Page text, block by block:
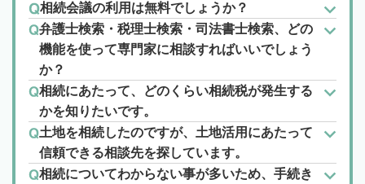
相続会議の利用は無料でしょうか？
弁護士検索・税理士検索・司法書士検索、どの
機能を使って専門家に相談すればいいでしょう
か？
相続にあたって、どのくらい相続税が発生する
かを知りたいです。
土地を相続したのですが、土地活用にあたって
信頼できる相談先を探しています。
相続についてわからない事が多いため、手続き